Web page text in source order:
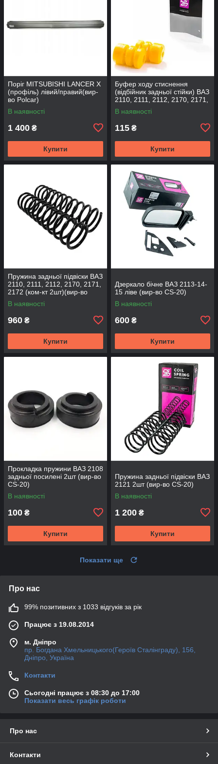
Поріг MITSUBISHI LANCER Х
(профіль) лівий/правий(вир-
во Polcar)
В наявності
1 400 ₴
Купити
Буфер ходу стиснення
(відбійник задньої стійки) ВАЗ
2110, 2111, 2112, 2170, 2171,
2172 (2шт) (вир-во CS-20
В наявності
115 ₴
Купити
Пружина задньої підвіски ВАЗ
2110, 2111, 2112, 2170, 2171,
2172 (ком-кт 2шт)(вир-во
SKADI)
В наявності
960 ₴
Купити
Дзеркало бічне ВАЗ 2113-14-
15 ліве (вир-во CS-20)
В наявності
600 ₴
Купити
Прокладка пружини ВАЗ 2108
задньої посилені 2шт (вир-во
CS-20)
В наявності
100 ₴
Купити
Пружина задньої підвіски ВАЗ
2121 2шт (вир-во CS-20)
В наявності
1 200 ₴
Купити
Показати ще
Про нас
99% позитивних з 1033 відгуків за рік
Працює з 19.08.2014
м. Дніпро
пр. Богдана Хмельницького(Героїв Сталінграду), 156,
Дніпро, Україна
Контакти
Сьогодні працює з 08:30 до 17:00
Показати весь графік роботи
Про нас
Контакти